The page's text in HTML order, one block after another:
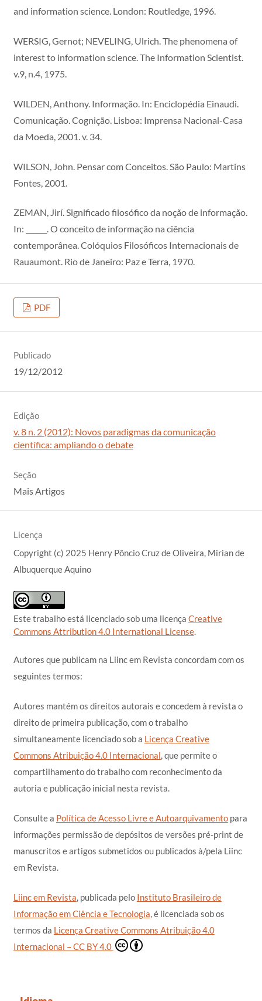
and information science. London: Routledge, 1996.
WERSIG, Gernot; NEVELING, Ulrich. The phenomena of
interest to information science. The Information Scientist.
v.9, n.4, 1975.
WILDEN, Anthony. Informação. In: Enciclopédia Einaudi.
Comunicação. Cognição. Lisboa: Imprensa Nacional-Casa
da Moeda, 2001. v. 34.
WILSON, John. Pensar com Conceitos. São Paulo: Martins
Fontes, 2001.
ZEMAN, Jirí. Significado filosófico da noção de informação.
In: ______. O conceito de informação na ciência
contemporânea. Colóquios Filosóficos Internacionais de
Rauaumont. Rio de Janeiro: Paz e Terra, 1970.
PDF
Publicado
19/12/2012
Edição
v. 8 n. 2 (2012): Novos paradigmas da comunicação
científica: ampliando o debate
Seção
Mais Artigos
Licença
Copyright (c) 2025 Henry Pôncio Cruz de Oliveira, Mirian de
Albuquerque Aquino
Este trabalho está licenciado sob uma licença Creative
Commons Attribution 4.0 International License.
Autores que publicam na Liinc em Revista concordam com os
seguintes termos:
Autores mantém os direitos autorais e concedem à revista o
direito de primeira publicação, com o trabalho
simultaneamente licenciado sob a Licença Creative
Commons Atribuição 4.0 Internacional, que permite o
compartilhamento do trabalho com reconhecimento da
autoria e publicação inicial nesta revista.
Consulte a Política de Acesso Livre e Autoarquivamentopara
informações permissão de depósitos de versões pré-print de
manuscritos e artigos submetidos ou publicados à/pela Liinc
em Revista.
Liinc em Revista, publicada pelo Instituto Brasileiro de
Informação em Ciência e Tecnologia, é licenciada sob os
termos da Licença Creative Commons Atribuição 4.0
Internacional – CC BY 4.0